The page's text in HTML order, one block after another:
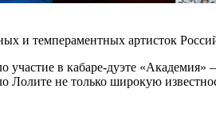
и темпераментных артисток
участие в кабаре-дуэте
Лолите не только широкую